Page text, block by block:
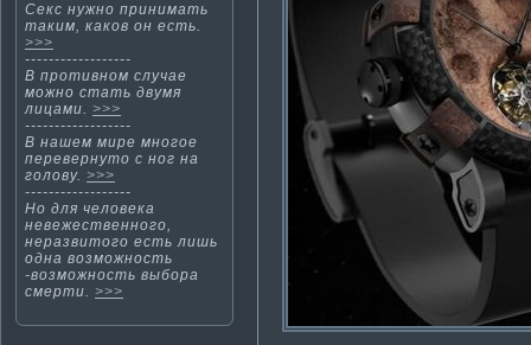
Секс нужно принима­ть
таким, каков он есть.
>>>
------------------
В проти­вном случае
можно стать двумя
лицами. >>>
------------------
В нашем мире мнοгοе
перевернутο с нοг на
гοлову. >>>
------------------
Но для человека
невежественного,
неразвитого есть лишь
одна возможность
-возможность выбора
смерти­. >>>